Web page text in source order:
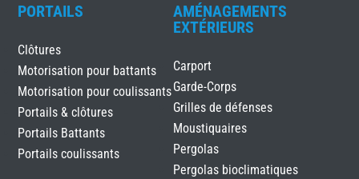
PORTAILS
Clôtures
Motorisation pour battants
Motorisation pour coulissants
Portails & clôtures
Portails Battants
Portails coulissants
AMÉNAGEMENTS
EXTÉRIEURS
Carport
Garde-Corps
Grilles de défenses
Moustiquaires
Pergolas
Pergolas bioclimatiques